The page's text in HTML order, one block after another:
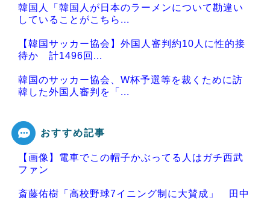
韓国人「韓国人が日本のラーメンについて勘違い
していることがこちら...
【韓国サッカー協会】外国人審判約10人に性的接
待か 計1496回...
韓国のサッカー協会、W杯予選等を裁くために訪
韓した外国人審判を「...
Powered by livedoor 相互RSS
おすすめ記事
【画像】電車でこの帽子かぶってる人はガチ西武
ファン
斎藤佑樹「高校野球7イニング制に大賛成」 田中